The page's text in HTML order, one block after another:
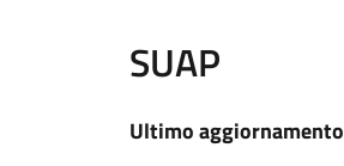
SUAP
Ultimo aggiornamento